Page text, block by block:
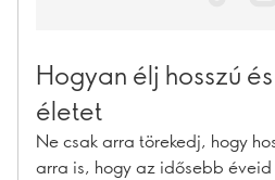
Hogyan élj hosszú
életet
Ne csak arra törekedj, hogy
arra is, hogy az idősebb éveid